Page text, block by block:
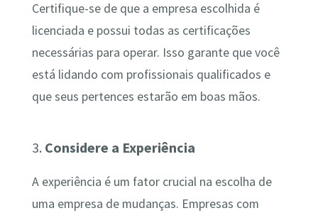
Certifique-se de que a empresa escolhida é
licenciada e possui todas as certificações
necessárias para operar. Isso garante que você
está lidando com profissionais qualificados e
que seus pertences estarão em boas mãos.
3. Considere a Experiência
A experiência é um fator crucial na escolha de
uma empresa de mudanças. Empresas com